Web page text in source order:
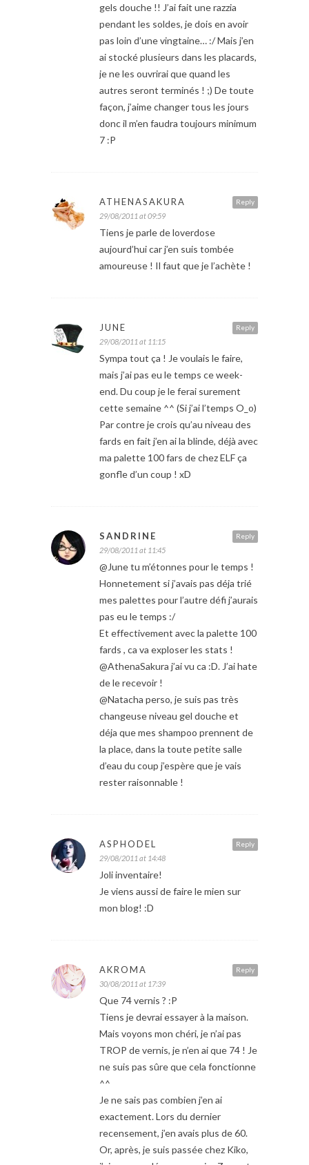
gels douche !! J’ai fait une razzia
pendant les soldes, je dois en avoir
pas loin d’une vingtaine… :/ Mais j’en
ai stocké plusieurs dans les placards,
je ne les ouvrirai que quand les
autres seront terminés ! ;) De toute
façon, j’aime changer tous les jours
donc il m’en faudra toujours minimum
7 :P
Reply
ATHENASAKURA
29/08/2011 at 09:59
Tiens je parle de loverdose
aujourd’hui car j’en suis tombée
amoureuse ! Il faut que je l’achète !
Reply
JUNE
29/08/2011 at 11:15
Sympa tout ça ! Je voulais le faire,
mais j’ai pas eu le temps ce week-
end. Du coup je le ferai surement
cette semaine ^^ (Si j’ai l’temps O_o)
Par contre je crois qu’au niveau des
fards en fait j’en ai la blinde, déjà avec
ma palette 100 fars de chez ELF ça
gonfle d’un coup ! xD
Reply
SANDRINE
29/08/2011 at 11:45
@June tu m’étonnes pour le temps !
Honnetement si j’avais pas déja trié
mes palettes pour l’autre défi j’aurais
pas eu le temps :/
Et effectivement avec la palette 100
fards , ca va exploser les stats !
@AthenaSakura j’ai vu ca :D. J’ai hate
de le recevoir !
@Natacha perso, je suis pas très
changeuse niveau gel douche et
déja que mes shampoo prennent de
la place, dans la toute petite salle
d’eau du coup j’espère que je vais
rester raisonnable !
Reply
ASPHODEL
29/08/2011 at 14:48
Joli inventaire!
Je viens aussi de faire le mien sur
mon blog! :D
Reply
AKROMA
30/08/2011 at 17:39
Que 74 vernis ? :P
Tiens je devrai essayer à la maison.
Mais voyons mon chéri, je n’ai pas
TROP de vernis, je n’en ai que 74 ! Je
ne suis pas sûre que cela fonctionne
^^
Je ne sais pas combien j’en ai
exactement. Lors du dernier
recensement, j’en avais plus de 60.
Or, après, je suis passée chez Kiko,